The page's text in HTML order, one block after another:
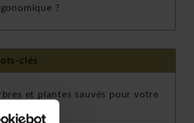
?
clés
et plantes sauvés pour votre